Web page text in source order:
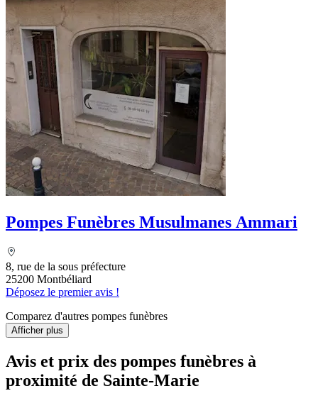
Pompes Funèbres Musulmanes Ammari
8, rue de la sous préfecture
25200 Montbéliard
Déposez le premier avis !
Comparez d'autres pompes funèbres
Afficher plus
Avis et prix des pompes funèbres à
proximité de Sainte-Marie